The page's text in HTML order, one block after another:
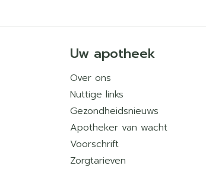
Uw apotheek
Over ons
Nuttige links
Gezondheidsnieuws
Apotheker van wacht
Voorschrift
Zorgtarieven